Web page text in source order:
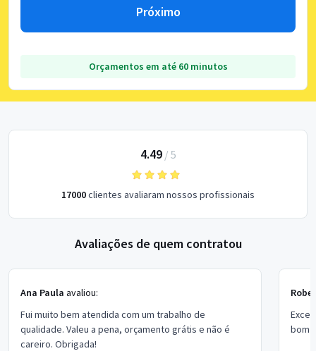
Próximo
Orçamentos em até 60 minutos
4.49/ 5
17000clientes avaliaram nossos profissionais
Avaliações de quem contratou
Ana Paula avaliou:
Fui muito bem atendida com um trabalho de
qualidade. Valeu a pena, orçamento grátis e não é
careiro. Obrigada!
bom